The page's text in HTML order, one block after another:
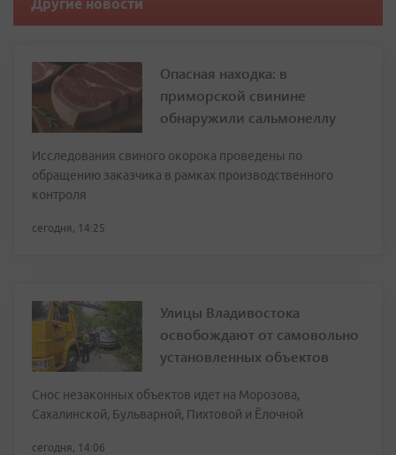
Другие новости
Опасная находка: в
приморской свинине
обнаружили сальмонеллу
Исследования свиного окорока проведены по
обращению заказчика в рамках производственного
контроля
сегодня, 14:25
Улицы Владивостока
освобождают от самовольно
установленных объектов
Снос незаконных объектов идет на Морозова,
Сахалинской, Бульварной, Пихтовой и Ёлочной
сегодня, 14:06